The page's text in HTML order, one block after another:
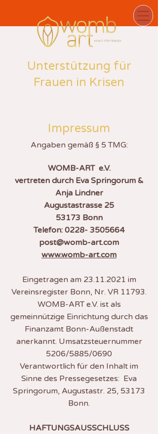
Unterstützung für
Frauen in Krisen
Impressum
Angaben gemäß § 5 TMG:
WOMB-ART e.V.
vertreten durch Eva Springorum &
Anja Lindner
Augustastrasse 25
53173 Bonn
Telefon: 0228- 3505664
post@womb-art.com
www.womb-art.com
Eingetragen am 23.11.2021 im
Vereinsregister Bonn, Nr. VR 11793.
WOMB-ART e.V. ist als
gemeinnützige Einrichtung durch das
Finanzamt Bonn-Außenstadt
anerkannt. Umsatzsteuernummer
5206/5885/0690
Verantwortlich für den Inhalt im
Sinne des Pressegesetzes: Eva
Springorum, Augustastr. 25, 53173
Bonn.
HAFTUNGSAUSSCHLUSS